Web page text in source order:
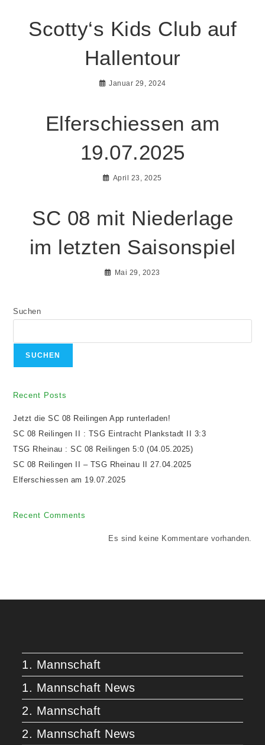
Scotty‘s Kids Club auf
Hallentour
Januar 29, 2024
Elferschiessen am
19.07.2025
April 23, 2025
SC 08 mit Niederlage
im letzten Saisonspiel
Mai 29, 2023
Suchen
SUCHEN
Recent Posts
Jetzt die SC 08 Reilingen App runterladen!
SC 08 Reilingen II : TSG Eintracht Plankstadt II 3:3
TSG Rheinau : SC 08 Reilingen 5:0 (04.05.2025)
SC 08 Reilingen II – TSG Rheinau II 27.04.2025
Elferschiessen am 19.07.2025
Recent Comments
Es sind keine Kommentare vorhanden.
1. Mannschaft
1. Mannschaft News
2. Mannschaft
2. Mannschaft News